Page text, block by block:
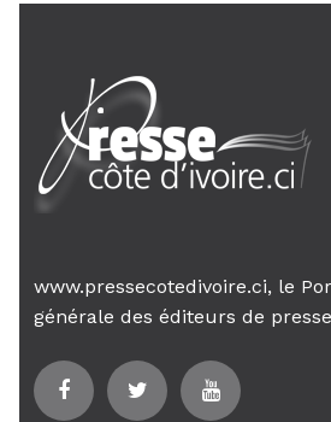
www.pressecotedivoire.ci, le
générale des éditeurs de